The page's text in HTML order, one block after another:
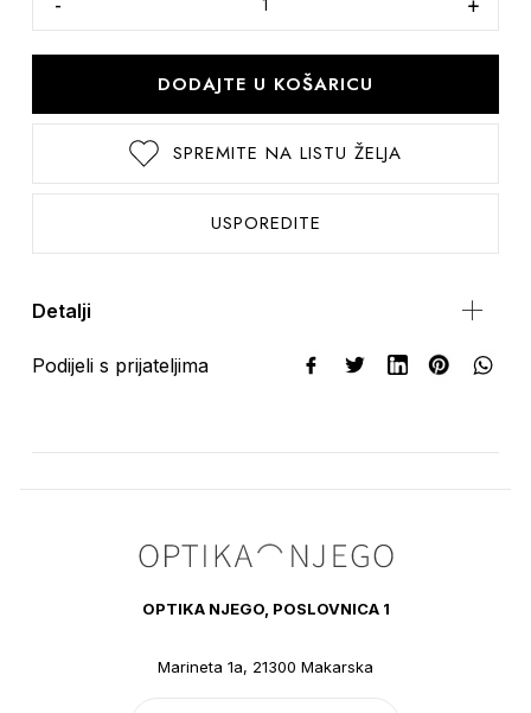
DODAJTE U KOŠARICU
SPREMITE NA LISTU ŽELJA
USPOREDITE
Detalji
Podijeli s prijateljima
OPTIKA NJEGO, POSLOVNICA 1
Marineta 1a, 21300 Makarska